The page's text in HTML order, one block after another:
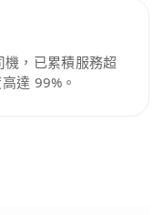
，已累積服務超
達 99%。